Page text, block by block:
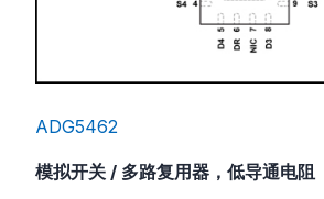
ADG5462
模拟开关 / 多路复用器，低导通电阻